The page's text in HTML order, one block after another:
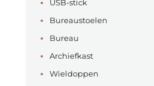
USB-stick
Bureaustoelen
Bureau
Archiefkast
Wieldoppen